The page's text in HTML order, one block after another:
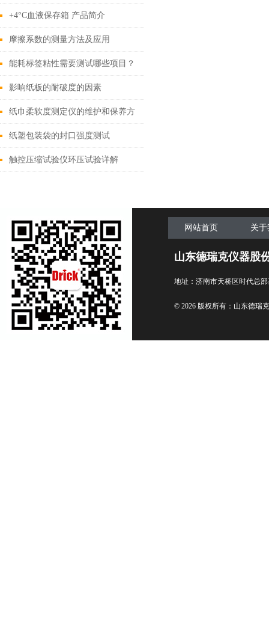
+4°C血液保存箱 产品简介
摩擦系数的测量方法及应用
能耗标签粘性需要测试哪些项目？
影响纸板的耐破度的因素
纸巾柔软度测定仪的维护和保养方
法有哪些？
纸塑包装袋的封口强度测试
触控压缩试验仪环压试验详解
网站首页 关
山东德瑞克仪器股
地址：济南市天桥区时代总
© 2026 版权所有：山东德瑞